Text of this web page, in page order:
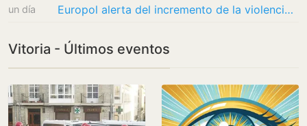
un día Europol alerta del incremento de la violencia en los grupos radicales independentistas…
Vitoria - Últimos eventos